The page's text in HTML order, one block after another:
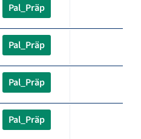
Pal_Präp
Pal_Präp
Pal_Präp
Pal_Präp